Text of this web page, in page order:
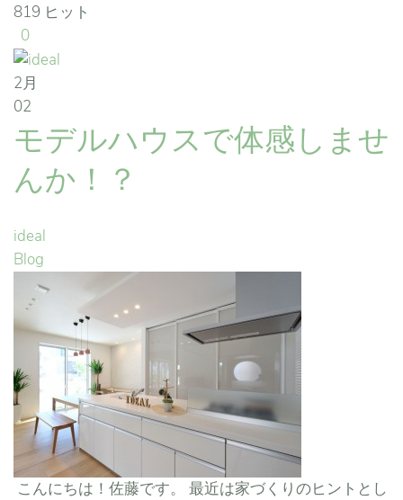
819 ヒット
0
2月
02
モデルハウスで体感しませ
んか！？
ideal
Blog
こんにちは！佐藤です。 最近は家づくりのヒントとし